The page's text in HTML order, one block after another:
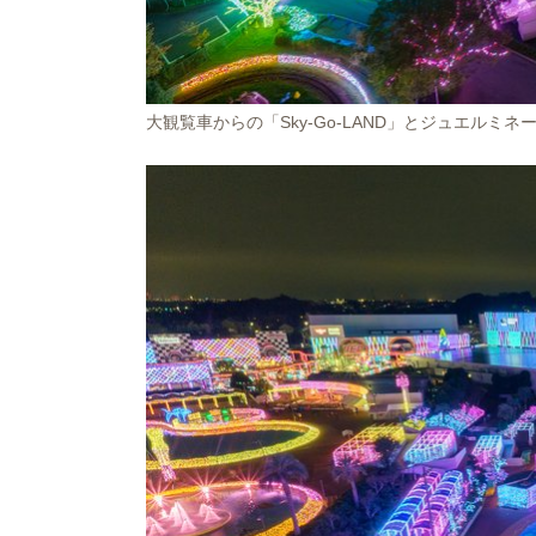
大観覧車からの「Sky-Go-LAND」とジュエルミネ